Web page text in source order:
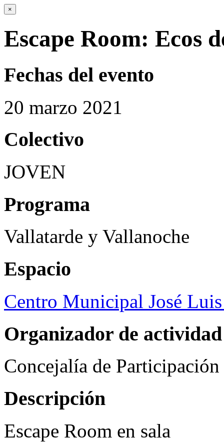
×
Escape Room: Ecos
Fechas del evento
20 marzo 2021
Colectivo
JOVEN
Programa
Vallatarde y Vallanoche
Espacio
Centro Municipal José
Organizador de actividad
Concejalía de
Descripción
Escape Room en sala